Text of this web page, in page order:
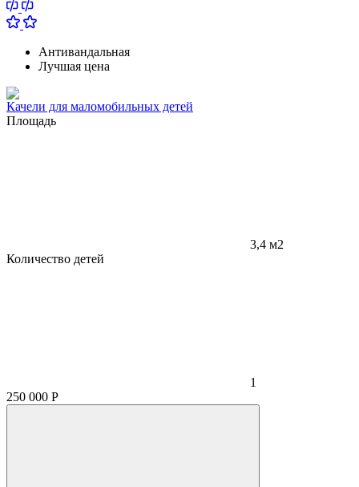
Антивандальная
Лучшая цена
Качели для маломобильных детей
Площадь
3,4 м2
Количество детей
1
250 000 Р